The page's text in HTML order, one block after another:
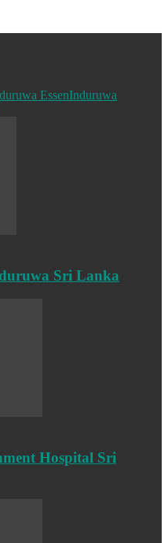
EssenInduruwa
Sri Lanka
Hospital Sri